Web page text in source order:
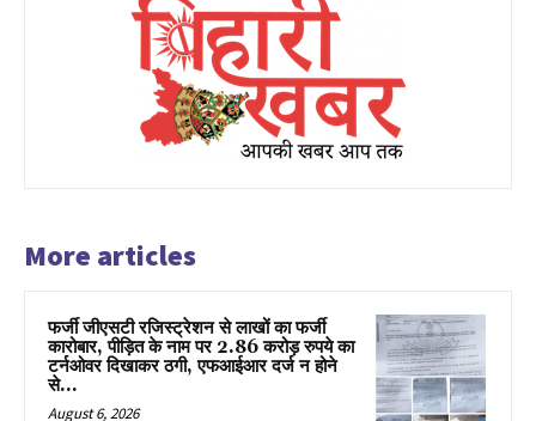
More articles
फर्जी जीएसटी रजिस्ट्रेशन से लाखों का फर्जी
कारोबार, पीड़ित के नाम पर 2.86 करोड़ रुपये का
टर्नओवर दिखाकर ठगी, एफआईआर दर्ज न होने
से...
August 6, 2026